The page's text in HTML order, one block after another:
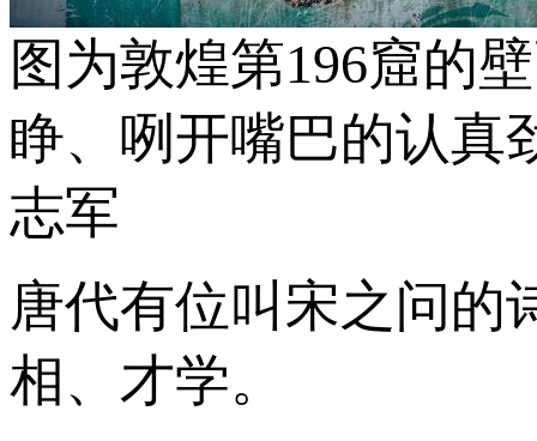
图为敦煌第196窟的
睁、咧开嘴巴的认真
志军
唐代有位叫宋之问的
相、才学。